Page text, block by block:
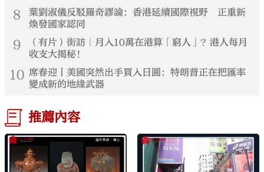
8
葉劉淑儀反駁羅奇謬論：香港延續國際視野 正重新
煥發國家認同
9
（有片）街訪｜月入10萬在港算「窮人」？港人每月
收支大揭秘！
10 席春迎丨美國突然出手買入日圓：特朗普正在把匯率
變成新的地緣武器
推薦內容